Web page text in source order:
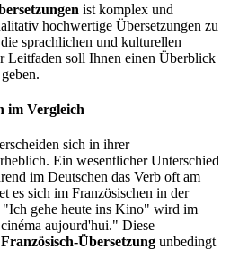
ist komplex und
hochwertige Übersetzungen zu
sprachlichen und kulturellen
Leitfaden soll Ihnen einen Überblick
im Vergleich
sich in ihrer
Ein wesentlicher Unterschied
im Deutschen das Verb oft am
es sich im Französischen in der
"Ich gehe heute ins Kino" wird im
aujourd'hui." Diese
Französisch-Übersetzung unbedingt